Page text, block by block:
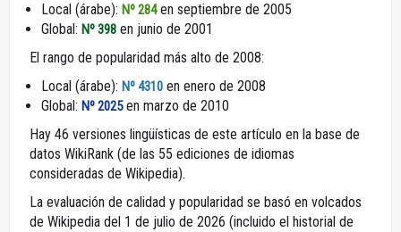
Local (árabe): Nº 284en septiembre de 2005
Global: Nº 398 en junio de 2001
El rango de popularidad más alto de 2008:
Local (árabe): Nº 4310 en enero de 2008
Global: Nº 2025en marzo de 2010
Hay 46 versiones lingüísticas de este artículo en la base de
datos WikiRank (de las 55 ediciones de idiomas
consideradas de Wikipedia).
La evaluación de calidad y popularidad se basó en volcados
de Wikipedia del 1 de julio de 2026 (incluido el historial de